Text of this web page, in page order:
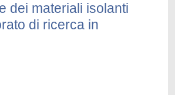
dei materiali isolanti
di ricerca in